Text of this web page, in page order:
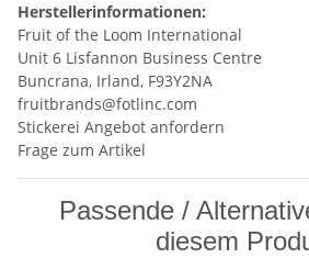
Herstellerinformationen:
Fruit of the Loom International
Unit 6 Lisfannon Business Centre
Buncrana, Irland, F93Y2NA
fruitbrands@fotlinc.com
Stickerei Angebot anfordern
Frage zum Artikel
Passende /
diesem